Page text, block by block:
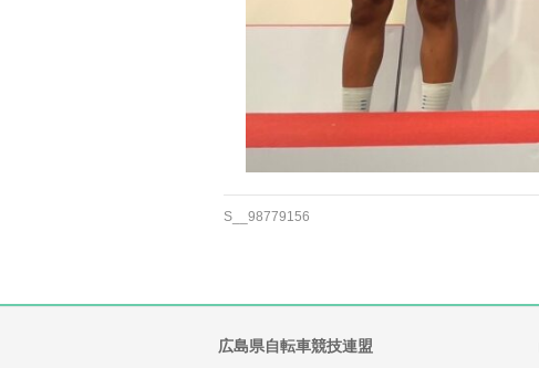
S__98779156
広島県自転車競技連盟